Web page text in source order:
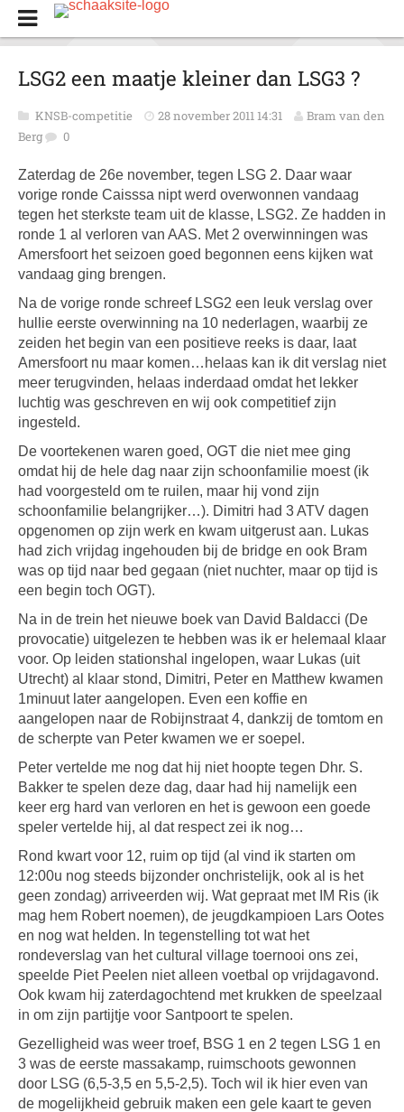
LSG2 een maatje kleiner dan LSG3 ?
KNSB-competitie 28 november 2011 14:31
Bram van den
Berg
0
Zaterdag de 26e november, tegen LSG 2. Daar waar
vorige ronde Caisssa nipt werd overwonnen vandaag
tegen het sterkste team uit de klasse, LSG2. Ze hadden in
ronde 1 al verloren van AAS. Met 2 overwinningen was
Amersfoort het seizoen goed begonnen eens kijken wat
vandaag ging brengen.
Na de vorige ronde schreef LSG2 een leuk verslag over
hullie eerste overwinning na 10 nederlagen, waarbij ze
zeiden het begin van een positieve reeks is daar, laat
Amersfoort nu maar komen…helaas kan ik dit verslag niet
meer terugvinden, helaas inderdaad omdat het lekker
luchtig was geschreven en wij ook competitief zijn
ingesteld.
De voortekenen waren goed, OGT die niet mee ging
omdat hij de hele dag naar zijn schoonfamilie moest (ik
had voorgesteld om te ruilen, maar hij vond zijn
schoonfamilie belangrijker…). Dimitri had 3 ATV dagen
opgenomen op zijn werk en kwam uitgerust aan. Lukas
had zich vrijdag ingehouden bij de bridge en ook Bram
was op tijd naar bed gegaan (niet nuchter, maar op tijd is
een begin toch OGT).
Na in de trein het nieuwe boek van David Baldacci (De
provocatie) uitgelezen te hebben was ik er helemaal klaar
voor. Op leiden stationshal ingelopen, waar Lukas (uit
Utrecht) al klaar stond, Dimitri, Peter en Matthew kwamen
1minuut later aangelopen. Even een koffie en
aangelopen naar de Robijnstraat 4, dankzij de tomtom en
de scherpte van Peter kwamen we er soepel.
Peter vertelde me nog dat hij niet hoopte tegen Dhr. S.
Bakker te spelen deze dag, daar had hij namelijk een
keer erg hard van verloren en het is gewoon een goede
speler vertelde hij, al dat respect zei ik nog…
Rond kwart voor 12, ruim op tijd (al vind ik starten om
12:00u nog steeds bijzonder onchristelijk, ook al is het
geen zondag) arriveerden wij. Wat gepraat met IM Ris (ik
mag hem Robert noemen), de jeugdkampioen Lars Ootes
en nog wat helden. In tegenstelling tot wat het
rondeverslag van het cultural village toernooi ons zei,
speelde Piet Peelen niet alleen voetbal op vrijdagavond.
Ook kwam hij zaterdagochtend met krukken de speelzaal
in om zijn partijtje voor Santpoort te spelen.
Gezelligheid was weer troef, BSG 1 en 2 tegen LSG 1 en
3 was de eerste massakamp, ruimschoots gewonnen
door LSG (6,5-3,5 en 5,5-2,5). Toch wil ik hier even van
de mogelijkheid gebruik maken een gele kaart te geven